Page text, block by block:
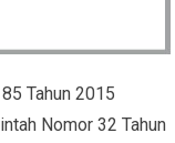
Tahun 2015
Nomor 32 Tahun